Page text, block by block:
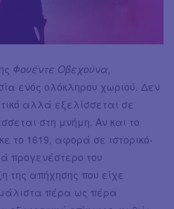
Φουέντε Οβεχούνα,
ενός ολόκληρου χωριού. Δεν
αλλά εξελίσσεται σε
στη μνήμη. Αν και το
το 1619, αφορά σε ιστορικό-
προγενέστερο του
της απήχησης που είχε
πέρα ως πέρα